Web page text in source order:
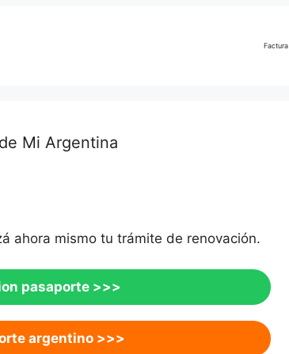
Factura
Mi Argentina
ahora mismo tu trámite de renovación.
pasaporte >>>
argentino >>>